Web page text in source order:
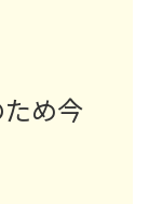
め今